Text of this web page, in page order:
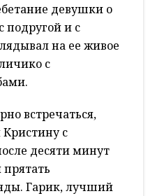
девушки о
подругой и с
на ее живое
с
встречаться,
с
десяти минут
Гарик, лучший